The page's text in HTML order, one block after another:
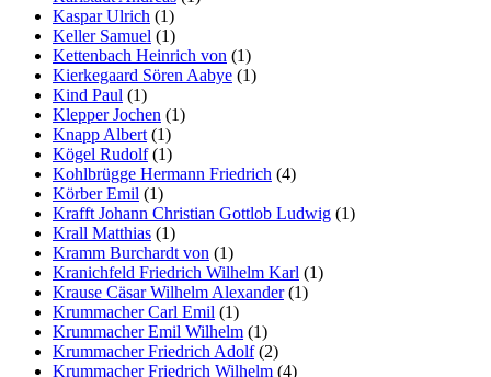
Kaspar Ulrich (1)
Keller Samuel (1)
Kettenbach Heinrich von (1)
Kierkegaard Sören Aabye (1)
Kind Paul (1)
Klepper Jochen (1)
Knapp Albert(1)
Kögel Rudolf(1)
Kohlbrügge Hermann Friedrich (4)
Körber Emil (1)
Krafft Johann Christian Gottlob Ludwig (1)
Krall Matthias (1)
Kramm Burchardt von (1)
Kranichfeld Friedrich Wilhelm Karl (1)
Krause Cäsar Wilhelm Alexander(1)
Krummacher Carl Emil (1)
Krummacher Emil Wilhelm (1)
Krummacher Friedrich Adolf(2)
Krummacher Friedrich Wilhelm (4)